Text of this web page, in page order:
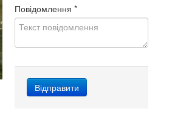
Повідомлення *